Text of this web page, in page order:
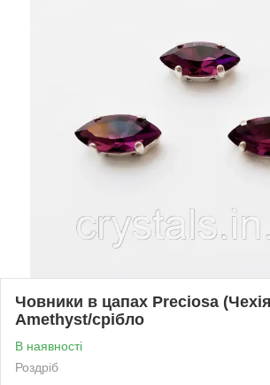
Човники в цапах Preciosa
Amethyst/срібло
В наявності
Роздріб